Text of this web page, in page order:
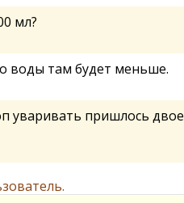
мл?
воды там будет меньше.
уваривать пришлось двое